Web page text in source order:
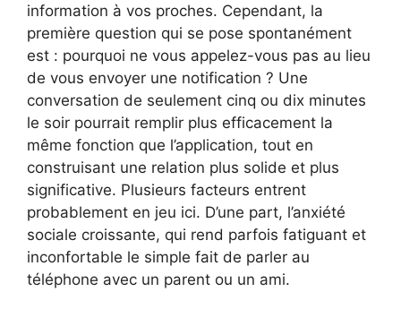
information à vos proches. Cependant, la
première question qui se pose spontanément
est : pourquoi ne vous appelez-vous pas au lieu
de vous envoyer une notification ? Une
conversation de seulement cinq ou dix minutes
le soir pourrait remplir plus efficacement la
même fonction que l’application, tout en
construisant une relation plus solide et plus
significative. Plusieurs facteurs entrent
probablement en jeu ici. D’une part, l’anxiété
sociale croissante, qui rend parfois fatiguant et
inconfortable le simple fait de parler au
téléphone avec un parent ou un ami.